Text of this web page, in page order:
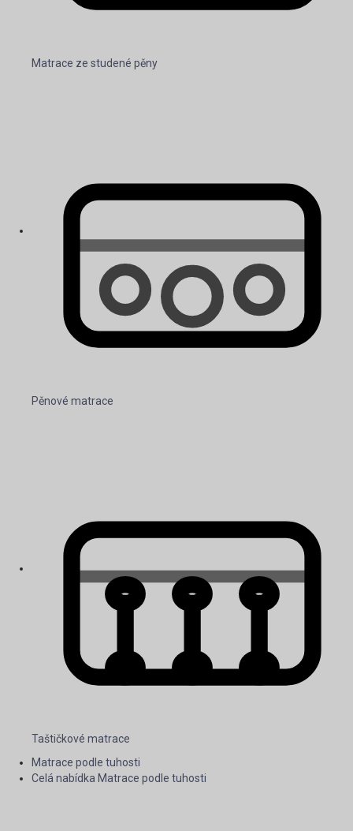
Matrace ze studené pěny
Pěnové matrace
Taštičkové matrace
Matrace podle tuhosti
Celá nabídka Matrace podle tuhosti